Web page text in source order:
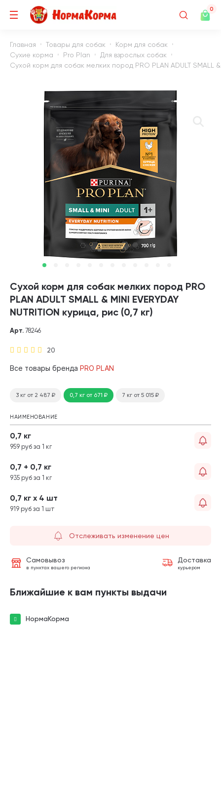
0
Главная Товары для собак
Корм для собак
Сухие корма
Pro Plan
Для взрослых собак
Сухой корм для собак мелких пород PRO PLAN ADULT SMALL &
Сухой корм для собак мелких пород PRO
PLAN ADULT SMALL & MINI EVERYDAY
NUTRITION курица, рис (0,7 кг)
20
Арт. 78246
Все товары бренда PRO PLAN
3 кг от 2 487 ₽ 0,7 кг от 671₽ 7 кг от 5 015 ₽
НАИМЕНОВАНИЕ
0,7 кг
959 руб за 1 кг
0,7 + 0,7 кг
935 руб за 1 кг
0,7 кг х 4 шт
919 руб за 1 шт
Отслеживать изменение цен
Самовывоз
в пунктах вашего региона
Доставка
курьером
Ближайшие к вам пункты выдачи
НормаКорма